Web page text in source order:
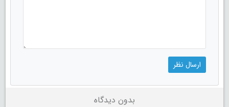
بدون دیدگاه